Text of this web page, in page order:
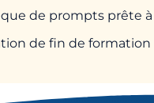
de prompts prête
de fin de formation